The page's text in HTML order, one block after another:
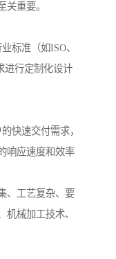
关重要。
标准（如ISO、
进行定制化设计
快速交付需求，
响应速度和效率
、工艺复杂、要
械加工技术、